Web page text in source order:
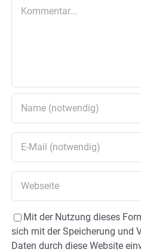
Mit der Nutzung dieses
sich mit der Speicherung und
Daten durch diese Website